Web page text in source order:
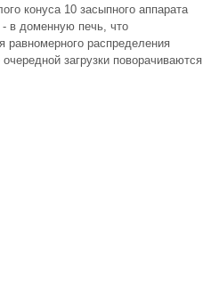
конуса 10 засыпного аппарата
- в доменную печь, что
равномерного распределения
загрузки поворачиваются